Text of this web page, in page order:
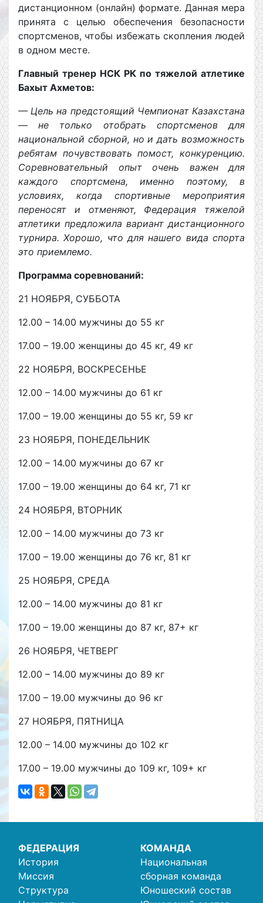
дистанционном (онлайн) формате. Данная мера
принята с целью обеспечения безопасности
спортсменов, чтобы избежать скопления людей
в одном месте.
Главный тренер НСК РК по тяжелой атлетике
Бахыт Ахметов:
— Цель на предстоящий Чемпионат Казахстана
— не только отобрать спортсменов для
национальной сборной, но и дать возможность
ребятам почувствовать помост, конкуренцию.
Соревновательный опыт очень важен для
каждого спортсмена, именно поэтому, в
условиях, когда спортивные мероприятия
переносят и отменяют, Федерация тяжелой
атлетики предложила вариант дистанционного
турнира. Хорошо, что для нашего вида спорта
это приемлемо.
Программа соревнований:
21 НОЯБРЯ, СУББОТА
12.00 – 14.00 мужчины до 55 кг
17.00 – 19.00 женщины до 45 кг, 49 кг
22 НОЯБРЯ, ВОСКРЕСЕНЬЕ
12.00 – 14.00 мужчины до 61 кг
17.00 – 19.00 женщины до 55 кг, 59 кг
23 НОЯБРЯ, ПОНЕДЕЛЬНИК
12.00 – 14.00 мужчины до 67 кг
17.00 – 19.00 женщины до 64 кг, 71 кг
24 НОЯБРЯ, ВТОРНИК
12.00 – 14.00 мужчины до 73 кг
17.00 – 19.00 женщины до 76 кг, 81 кг
25 НОЯБРЯ, СРЕДА
12.00 – 14.00 мужчины до 81 кг
17.00 – 19.00 женщины до 87 кг, 87+ кг
26 НОЯБРЯ, ЧЕТВЕРГ
12.00 – 14.00 мужчины до 89 кг
17.00 – 19.00 мужчины до 96 кг
27 НОЯБРЯ, ПЯТНИЦА
12.00 – 14.00 мужчины до 102 кг
17.00 – 19.00 мужчины до 109 кг, 109+ кг
ФЕДЕРАЦИЯ
История
Миссия
Структура
КОМАНДА
Национальная
сборная команда
Юношеский состав